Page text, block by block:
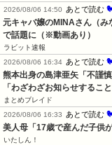
2026/08/06 14:50
あとで読む
元キャバ嬢のMINAさん（み
で話題に（※動画あり）
ラビット速報
2026/08/06 16:34 あとで読む
熊本出身の島津亜矢「不謹
「わざわざお知らせするこ
まとめブレイド
2026/08/06 16:33
あとで読む
美人母「17歳で産んだ子供
いたしん！